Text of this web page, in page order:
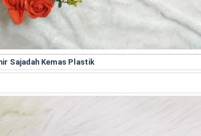
Sajadah Kemas Plastik